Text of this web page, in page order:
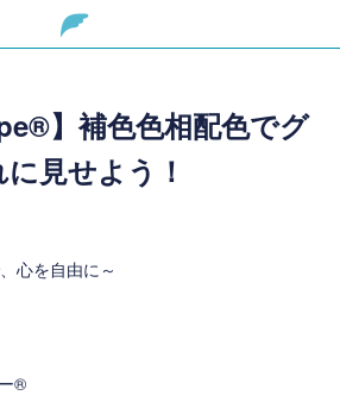
】補色色相配色でグ
見せよう！
心を自由に～
®